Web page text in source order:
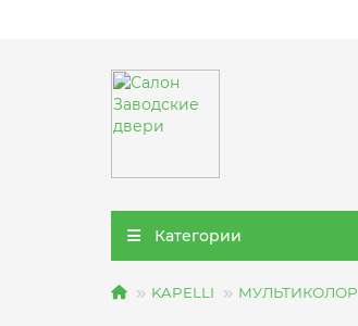
Категории
KAPELLI МУЛЬТИКОЛОР